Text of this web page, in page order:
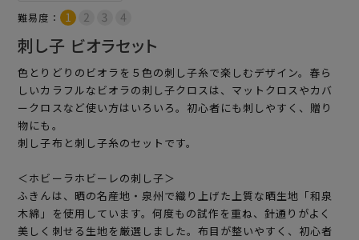
難易度：
刺し子 ビオラセット
色とりどりのビオラを５色の刺し子糸で楽しむデザイン。春ら
しいカラフルなビオラの刺し子クロスは、マットクロスやカバ
ークロスなど使い方はいろいろ。初心者にも刺しやすく、贈り
物にも。
刺し子布と刺し子糸のセットです。
＜ホビーラホビーレの刺し子＞
ふきんは、晒の名産地・泉州で織り上げた上質な晒生地「和泉
木綿」を使用しています。何度もの試作を重ね、針通りがよく
美しく刺せる生地を厳選しました。布目が整いやすく、初心者